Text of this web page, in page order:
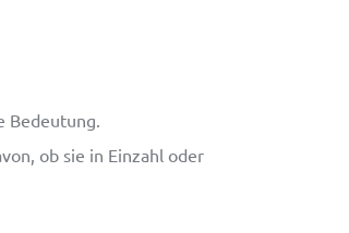
Bedeutung.
ob sie in Einzahl oder